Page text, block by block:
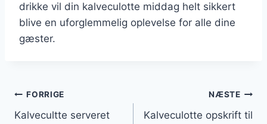
drikke vil din kalveculotte middag helt sikkert
blive en uforglemmelig oplevelse for alle dine
gæster.
Indlægsnavigation
FORRIGE
Kalvecultte serveret
NÆSTE
Kalveculotte opskrift til